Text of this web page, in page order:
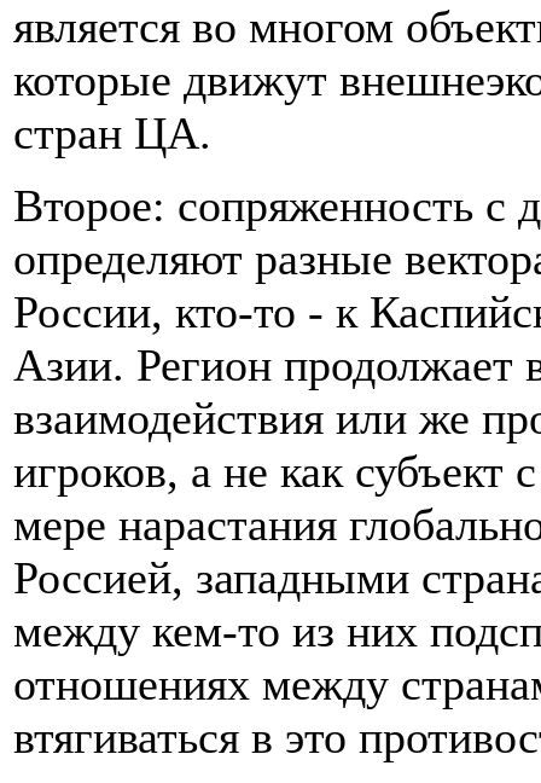
является во многом
которые движут
стран ЦА.
Второе: сопряженность с
определяют разные
России, кто-то - к
Азии. Регион продолжает
взаимодействия или же
игроков, а не как
мере нарастания
Россией, западными
между кем-то из них
отношениях между
втягиваться в это